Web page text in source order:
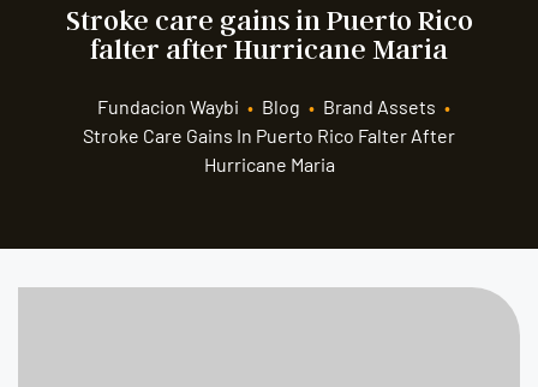
Stroke care gains in Puerto Rico
falter after Hurricane Maria
Fundacion Waybi • Blog • Brand Assets •
Stroke Care Gains In Puerto Rico Falter After
Hurricane Maria